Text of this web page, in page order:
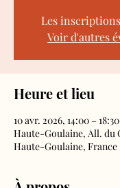
Les
Voir d'autres
Heure et lieu
10 avr. 2026, 14:00 – 18:30
Haute-Goulaine, All. du
Haute-Goulaine, France